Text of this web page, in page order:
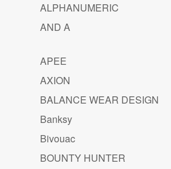
ALPHANUMERIC
AND A
APEE
AXION
BALANCE WEAR DESIGN
Banksy
Bivouac
BOUNTY HUNTER